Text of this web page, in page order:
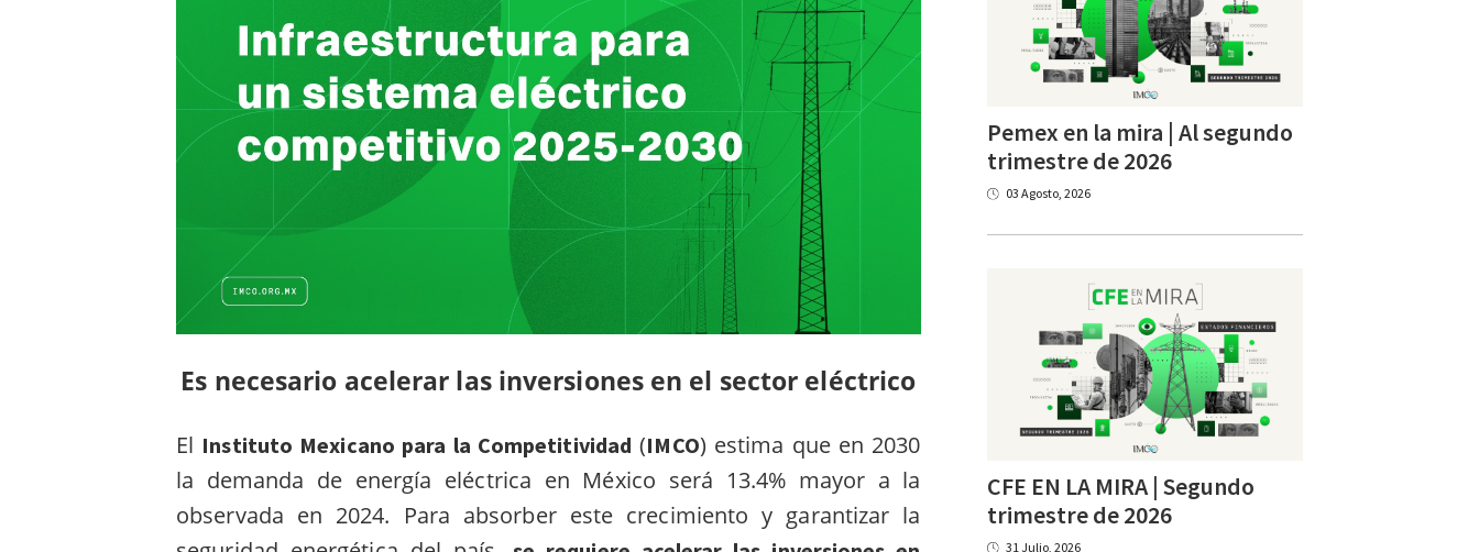
Es necesario acelerar las inversiones en el sector eléctrico
El Instituto Mexicano para la Competitividad (IMCO) estima que en 2030
la demanda de energía eléctrica en México será 13.4% mayor a la
observada en 2024. Para absorber este crecimiento y garantizar la
Pemex en la mira | Al segundo
trimestre de 2026
03 Agosto, 2026
CFE EN LA MIRA | Segundo
trimestre de 2026
31 Julio, 2026